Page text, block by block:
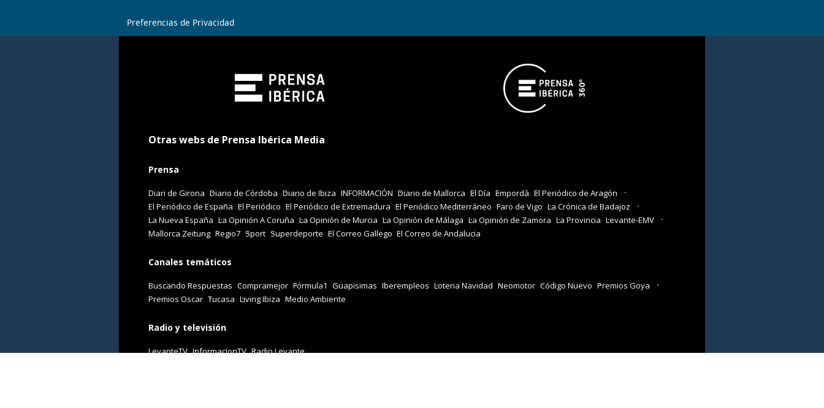
Preferencias de Privacidad
Otras webs de Prensa Ibérica Media
Prensa
Diari de Girona Diario de Córdoba Diario de Ibiza INFORMACIÓN Diario de Mallorca El Día Empordà El Periódico de Aragón
El Periódico de España El Periódico El Periódico de Extremadura El Periódico Mediterráneo Faro de Vigo La Crónica de Badajoz
La Nueva España La Opinión A Coruña La Opinión de Murcia La Opinión de Málaga La Opinión de Zamora La Provincia Levante-EMV
Mallorca Zeitung Regio7 Sport Superdeporte El Correo Gallego El Correo de Andalucia
Canales temáticos
Buscando Respuestas Compramejor Fórmula1 Guapisimas Iberempleos Loteria Navidad Neomotor Código Nuevo Premios Goya
Premios Oscar Tucasa Living Ibiza Medio Ambiente
Radio y televisión
LevanteTV InformacionTV Radio Levante